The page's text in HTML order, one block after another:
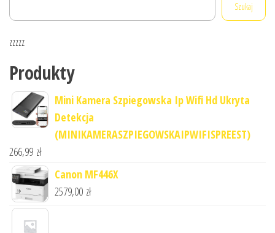
Szukaj
zzzzz
Produkty
Mini Kamera Szpiegowska Ip Wifi Hd Ukryta
Detekcja
(MINIKAMERASZPIEGOWSKAIPWIFISPREEST)
266,99 zł
Canon MF446X
2579,00 zł